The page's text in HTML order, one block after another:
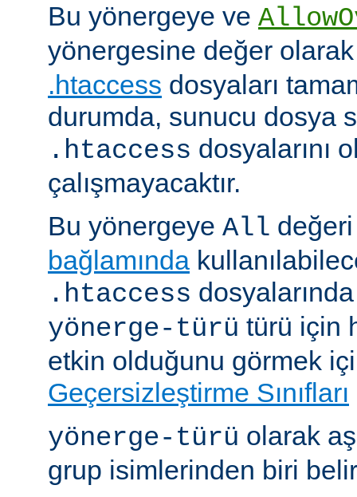
Bu yönergeye ve
yönergesine değer
.htaccess dosyaları
durumda, sunucu dosya
.htaccess dosyalarını
çalışmayacaktır.
Bu yönergeye All
bağlamında
.htaccess
yönerge-türü türü için
etkin olduğunu görmek
Geçersizleştirme Sınıfları
yönerge-türü olarak
grup isimlerinden biri